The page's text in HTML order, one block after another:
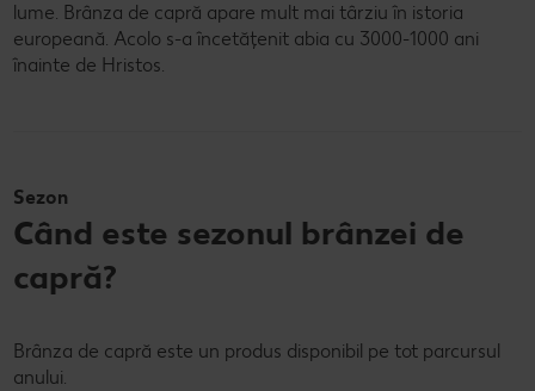
lume. Brânza de capră apare mult mai târziu în istoria
europeană. Acolo s-a încetățenit abia cu 3000-1000 ani
înainte de Hristos.
Sezon
Când este sezonul brânzei de
capră?
Brânza de capră este un produs disponibil pe tot parcursul
anului.